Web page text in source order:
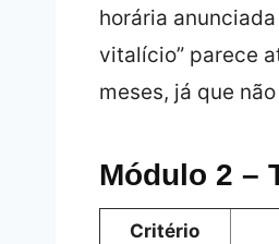
horária
vitalício” parece
meses, já que
Módulo 2 –
Critério